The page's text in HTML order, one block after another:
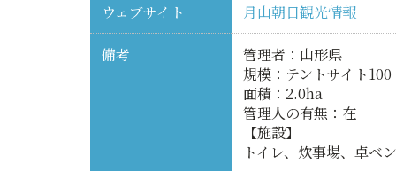
ウェブサイト 月山朝日観光情報
備考
管理者：山形県
規模：テントサイト100
面積：2.0ha
管理人の有無：在
【施設】
トイレ、炊事場、卓ベ